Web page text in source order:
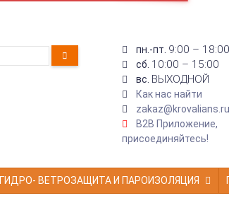
пн.-пт. 9:00 – 18:00
сб. 10:00 – 15:00
вс. ВЫХОДНОЙ
Как нас найти
zakaz@krovalians.ru
B2B Приложение,
присоединяйтесь!
ГИДРО- ВЕТРОЗАЩИТА И ПАРОИЗОЛЯЦИЯ